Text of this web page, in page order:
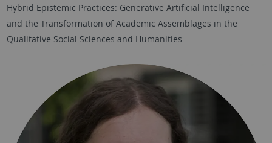
Hybrid Epistemic Practices: Generative Artificial Intelligence
and the Transformation of Academic Assemblages in the
Qualitative Social Sciences and Humanities